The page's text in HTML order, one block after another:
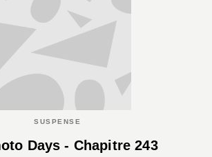
SUSPENSE
Days - Chapitre 243